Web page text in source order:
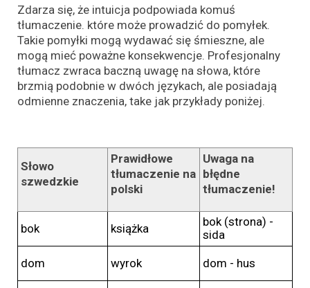
Zdarza się, że intuicja podpowiada komuś
tłumaczenie. które może prowadzić do pomyłek.
Takie pomyłki mogą wydawać się śmieszne, ale
mogą mieć poważne konsekwencje. Profesjonalny
tłumacz zwraca baczną uwagę na słowa, które
brzmią podobnie w dwóch językach, ale posiadają
odmienne znaczenia, take jak przykłady poniżej.
Słowo
szwedzkie
Prawidłowe
tłumaczenie na
polski
Uwaga na
błędne
tłumaczenie!
bok książka
bok (strona) -
sida
dom wyrok dom - hus